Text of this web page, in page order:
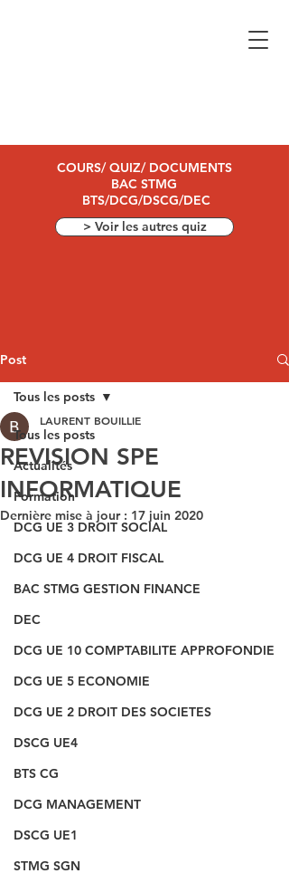
COURS/ QUIZ/ DOCUMENTS
BAC STMG
BTS/DCG/DSCG/DEC
> Voir les autres quiz
Post
Tous les posts
Actualités
Formation
DCG UE 3 DROIT SOCIAL
DCG UE 4 DROIT FISCAL
BAC STMG GESTION FINANCE
DEC
DCG UE 10 COMPTABILITE APPROFONDIE
DCG UE 5 ECONOMIE
DCG UE 2 DROIT DES SOCIETES
DSCG UE4
BTS CG
DCG MANAGEMENT
DSCG UE1
STMG SGN
Tous les posts
REVISION SPE
INFORMATIQUE
LAURENT BOUILLIE
Dernière mise à jour : 17 juin 2020